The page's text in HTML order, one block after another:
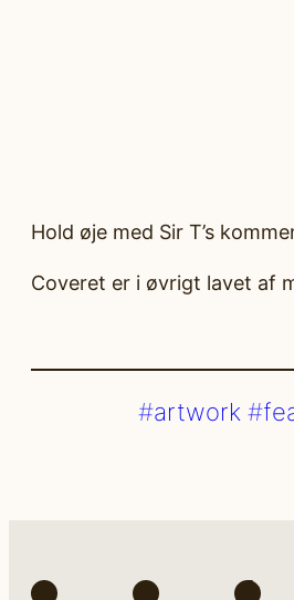
Hold øje med Sir T’s
Coveret er i øvrigt lavet af
artwork
Spotify Instagram